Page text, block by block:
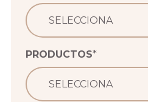
PRODUCTOS*